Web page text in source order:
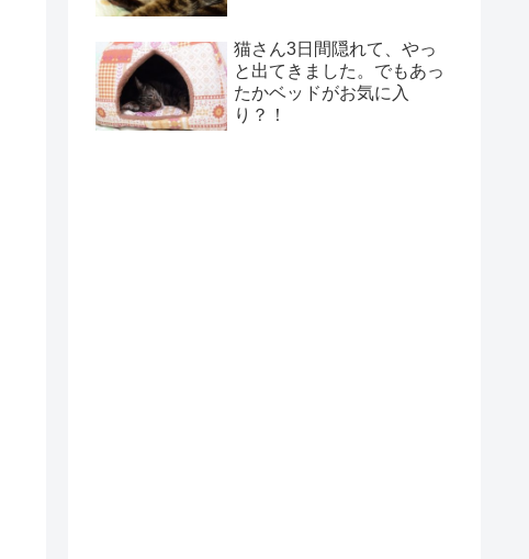
猫さん3日間隠れて、やっ
と出てきました。でもあっ
たかベッドがお気に入
り？！